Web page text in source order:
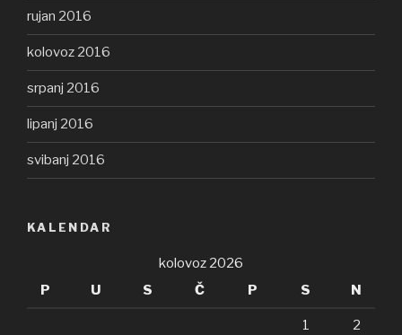
rujan 2016
kolovoz 2016
srpanj 2016
lipanj 2016
svibanj 2016
KALENDAR
kolovoz 2026
P
U S Č P S N
1 2